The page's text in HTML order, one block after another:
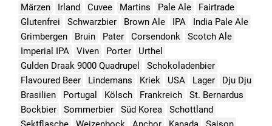
Märzen
Irland Cuvee Martins Pale Ale
Fairtrade
Glutenfrei
Schwarzbier Brown Ale IPA
India Pale Ale
Grimbergen
Bruin Pater Corsendonk
Scotch Ale
Imperial IPA
Viven Porter
Urthel
Gulden Draak 9000 Quadrupel
Schokoladenbier
Flavoured Beer
Lindemans Kriek USA Lager
Dju Dju
Brasilien
Portugal Kölsch Frankreich
St. Bernardus
Bockbier
Sommerbier Süd Korea
Schottland